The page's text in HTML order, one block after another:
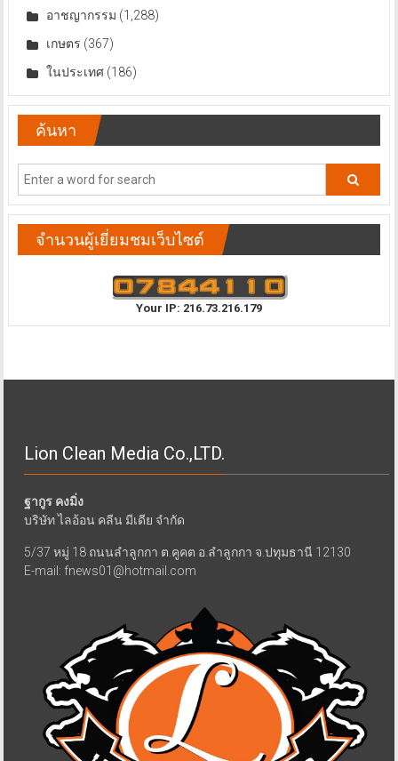
อาชญากรรม (1,288)
เกษตร (367)
ในประเทศ(186)
ค้นหา
จำนวนผู้เยี่ยมชมเว็บไซต์
Your IP: 216.73.216.179
Lion Clean Media Co.,LTD.
ฐากูร คงมิ่ง
บริษัท ไลอ้อน คลีน มีเดีย จำกัด
5/37 หมู่ 18 ถนนลำลูกกา ต.คูคต อ.ลำลูกกา จ.ปทุมธานี 12130
E-mail: fnews01@hotmail.com